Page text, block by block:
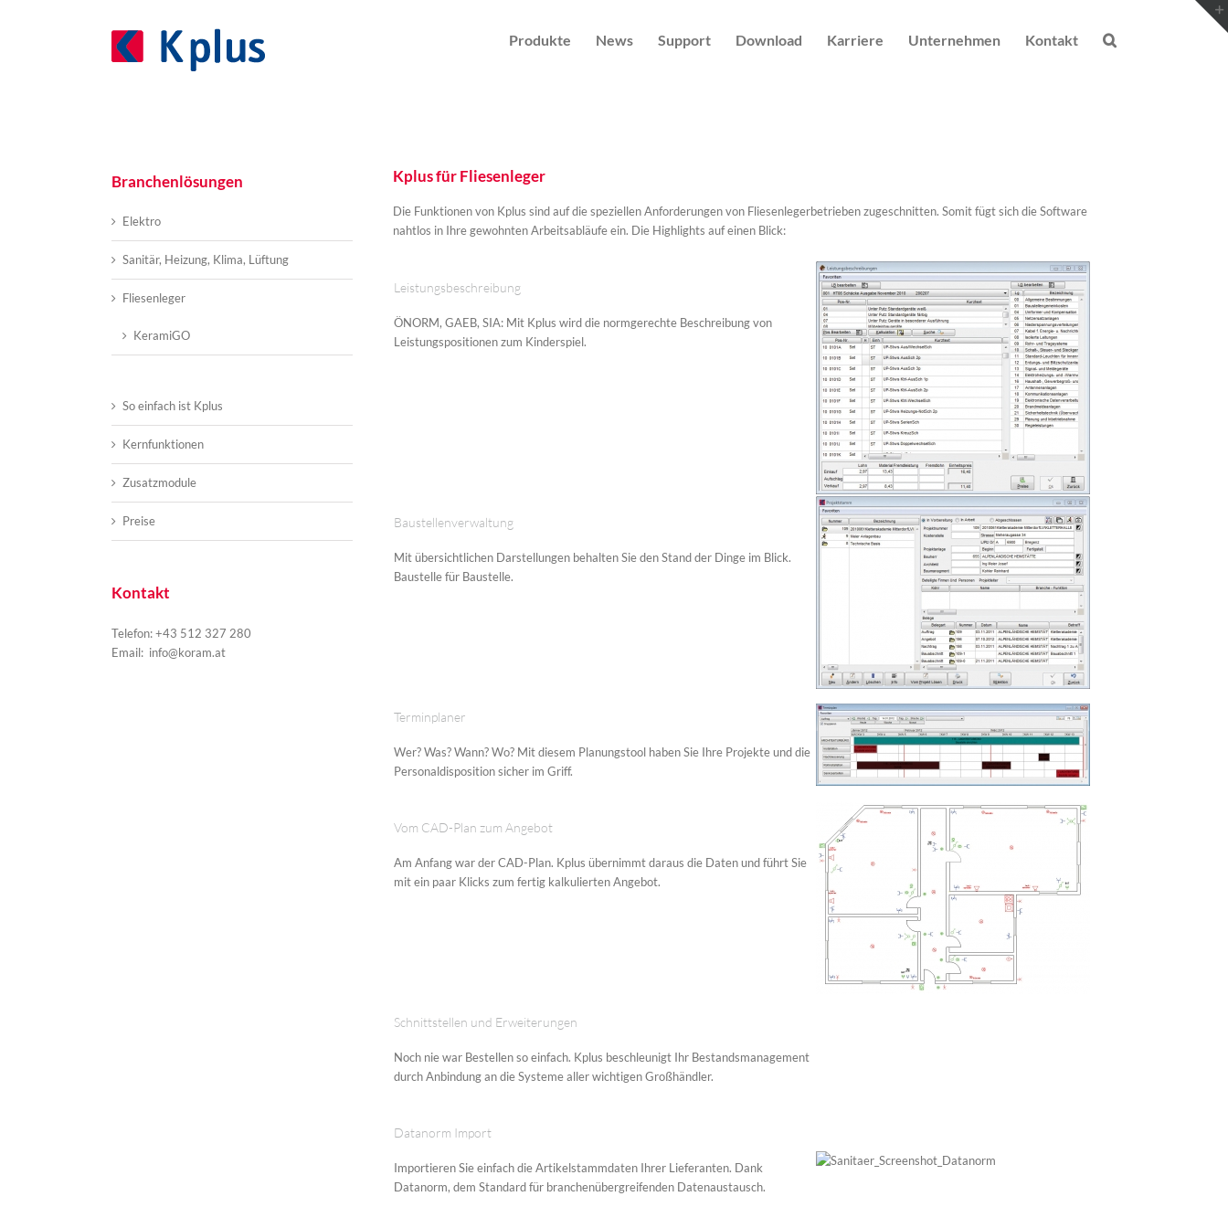
Produkte News Support Download Karriere Unternehmen Kontakt
Branchenlösungen
Elektro
Sanitär, Heizung, Klima, Lüftung
Fliesenleger
KeramiGO
So einfach ist Kplus
Kernfunktionen
Zusatzmodule
Preise
Kontakt
Telefon: +43 512 327 280
Email: info@koram.at
Kplus für Fliesenleger
Die Funktionen von Kplus sind auf die speziellen Anforderungen von Fliesenlegerbetrieben zugeschnitten. Somit fügt sich die Software
nahtlos in Ihre gewohnten Arbeitsabläufe ein. Die Highlights auf einen Blick:
Leistungsbeschreibung
ÖNORM, GAEB, SIA: Mit Kplus wird die normgerechte Beschreibung von
Leistungspositionen zum Kinderspiel.
Baustellenverwaltung
Mit übersichtlichen Darstellungen behalten Sie den Stand der Dinge im Blick.
Baustelle für Baustelle.
Terminplaner
Wer? Was? Wann? Wo? Mit diesem Planungstool haben Sie Ihre Projekte und die
Personaldisposition sicher im Griff.
Vom CAD-Plan zum Angebot
Am Anfang war der CAD-Plan. Kplus übernimmt daraus die Daten und führt Sie
mit ein paar Klicks zum fertig kalkulierten Angebot.
Schnittstellen und Erweiterungen
Noch nie war Bestellen so einfach. Kplus beschleunigt Ihr Bestandsmanagement
durch Anbindung an die Systeme aller wichtigen Großhändler.
Datanorm Import
Importieren Sie einfach die Artikelstammdaten Ihrer Lieferanten. Dank
Datanorm, dem Standard für branchenübergreifenden Datenaustausch.